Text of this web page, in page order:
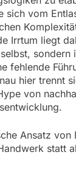
sich vom
Irrtum liegt
sondern
fehlende
hier trennt
von
Ansatz von
statt